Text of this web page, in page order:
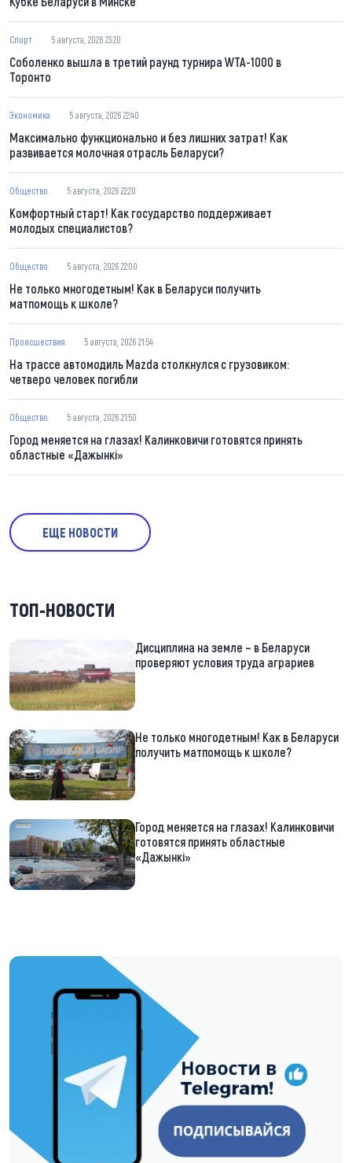
Спорт 5 августа, 2026 23:20
Соболенко вышла в третий раунд турнира WTA-1000 в
Торонто
Экономика 5 августа, 2026 22:40
Максимально функционально и без лишних затрат! Как
развивается молочная отрасль Беларуси?
Общество 5 августа, 2026 22:20
Комфортный старт! Как государство поддерживает
молодых специалистов?
Общество 5 августа, 2026 22:00
Не только многодетным! Как в Беларуси получить
матпомощь к школе?
Происшествия 5 августа, 2026 21:54
На трассе автомодиль Mazda столкнулся с грузовиком:
четверо человек погибли
Общество 5 августа, 2026 21:50
Город меняется на глазах! Калинковичи готовятся принять
областные «Дажынкі»
ЕЩЕ НОВОСТИ
ТОП-НОВОСТИ
Дисциплина на земле – в Беларуси
проверяют условия труда аграриев
Не только многодетным! Как в Беларуси
получить матпомощь к школе?
Город меняется на глазах! Калинковичи
готовятся принять областные
«Дажынкі»
https://t.me/minskctvby